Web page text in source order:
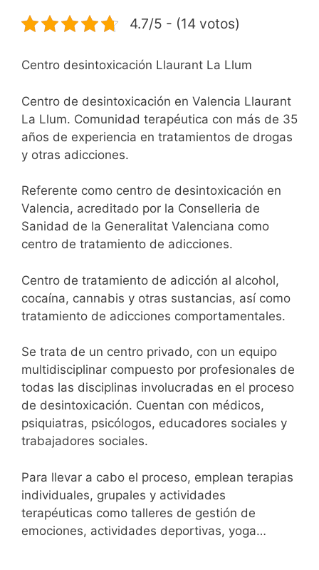
4.7/5 - (14 votos)
Centro desintoxicación Llaurant La Llum
Centro de desintoxicación en Valencia Llaurant
La Llum. Comunidad terapéutica con más de 35
años de experiencia en tratamientos de drogas
y otras adicciones.
Referente como centro de desintoxicación en
Valencia, acreditado por la Conselleria de
Sanidad de la Generalitat Valenciana como
centro de tratamiento de adicciones.
Centro de tratamiento de adicción al alcohol,
cocaína, cannabis y otras sustancias, así como
tratamiento de adicciones comportamentales.
Se trata de un centro privado, con un equipo
multidisciplinar compuesto por profesionales de
todas las disciplinas involucradas en el proceso
de desintoxicación. Cuentan con médicos,
psiquiatras, psicólogos, educadores sociales y
trabajadores sociales.
Para llevar a cabo el proceso, emplean terapias
individuales, grupales y actividades
terapéuticas como talleres de gestión de
emociones, actividades deportivas, yoga…